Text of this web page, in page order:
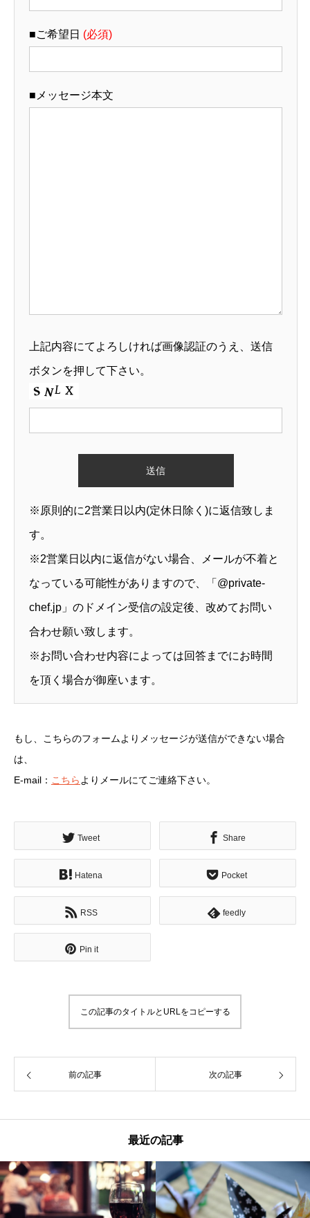
■ご希望日 (必須)
■メッセージ本文
上記内容にてよろしければ画像認証のうえ、送信
ボタンを押して下さい。
※原則的に2営業日以内(定休日除く)に返信致しま
す。
※2営業日以内に返信がない場合、メールが不着と
なっている可能性がありますので、「@private-
chef.jp」のドメイン受信の設定後、改めてお問い
合わせ願い致します。
※お問い合わせ内容によっては回答までにお時間
を頂く場合が御座います。
もし、こちらのフォームよりメッセージが送信ができない場合
は、
E-mail： こちらよりメールにてご連絡下さい。
Tweet Share
Hatena Pocket
RSS feedly
Pin it
この記事のタイトルとURLをコピーする
前の記事 次の記事
最近の記事